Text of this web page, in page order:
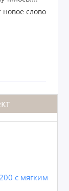
слово
с мягким